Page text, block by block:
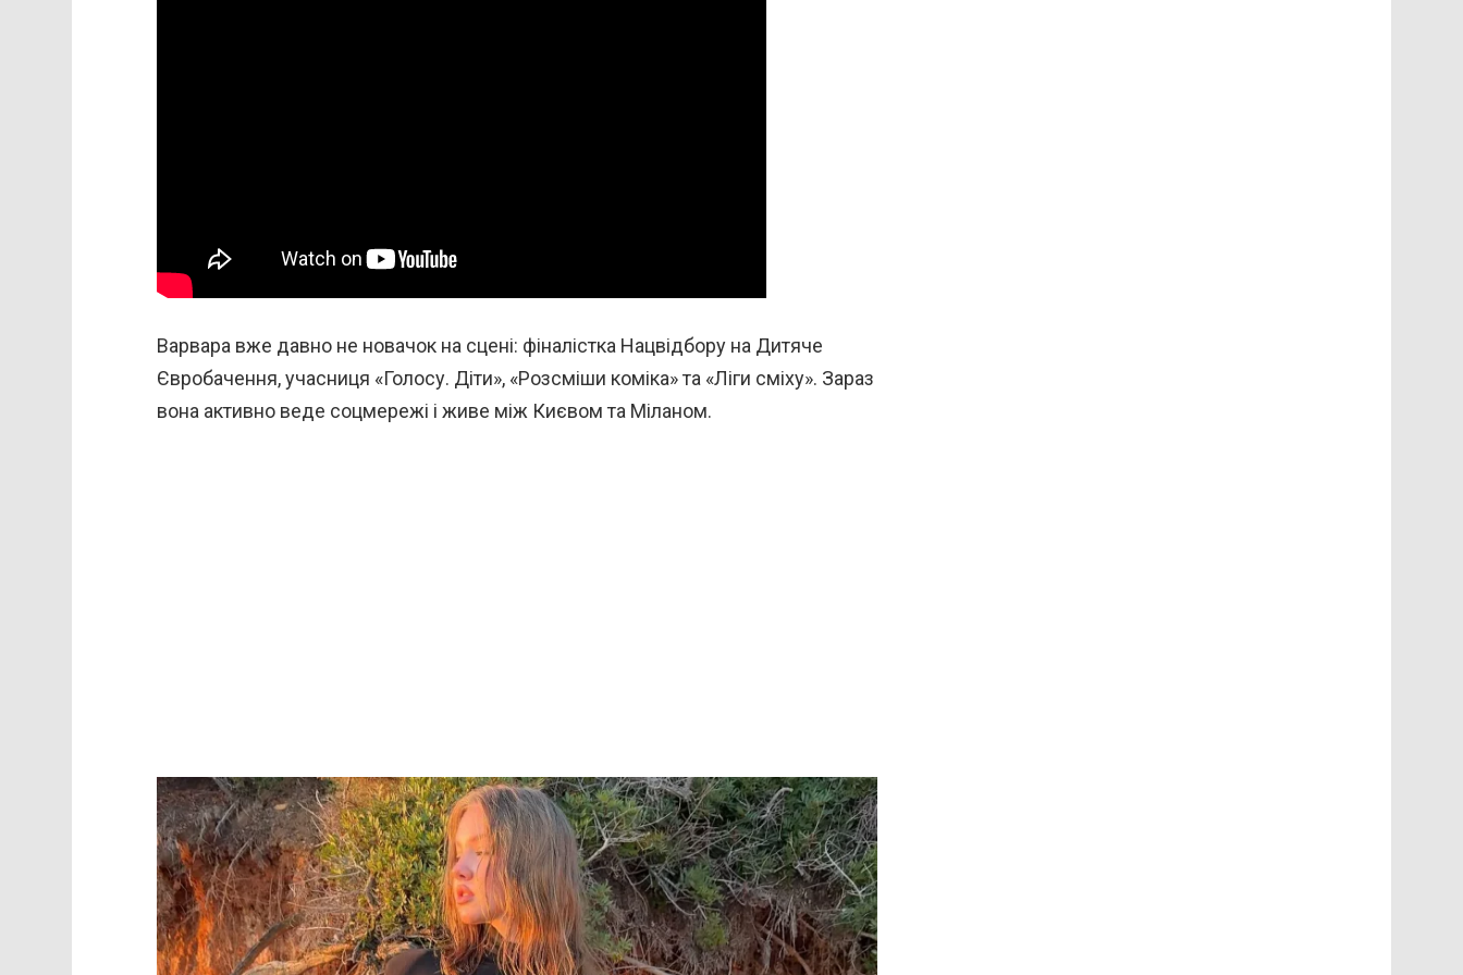
Варвара вже давно не новачок на сцені: фіналістка Нацвідбору на Дитяче
Євробачення, учасниця «Голосу. Діти», «Розсміши коміка» та «Ліги сміху». Зараз
вона активно веде соцмережі і живе між Києвом та Міланом.